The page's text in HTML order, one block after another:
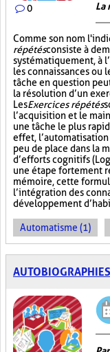
0 La
Comme son nom
répétésconsiste à
systématiquement, à
les connaissances ou
tâche en question
la résolution d’un
LesExercices répétés
l’acquisition et le
une tâche le plus
effet,
peu de place dans la
d’efforts cognitifs
une étape fortement
mémoire, cette
l’intégration des
développement
Automatisme (1)